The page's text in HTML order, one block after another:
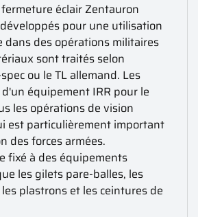
fermeture éclair Zentauron
pour une utilisation
dans des opérations militaires
sont traités selon
ou le TL allemand. Les
équipement IRR pour le
les opérations de vision
est particulièrement important
des forces armées.
fixé à des équipements
les gilets pare-balles, les
plastrons et les ceintures de